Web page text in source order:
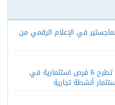
في الإعلام الرقمي من
غرفة الحدود الشمالية تطرح 6 فرص استثمارية في
أنشطة تجارية